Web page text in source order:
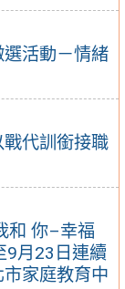
活動－情緒
代訓銜接職
和 你–幸福
9月23日連續
家庭教育中